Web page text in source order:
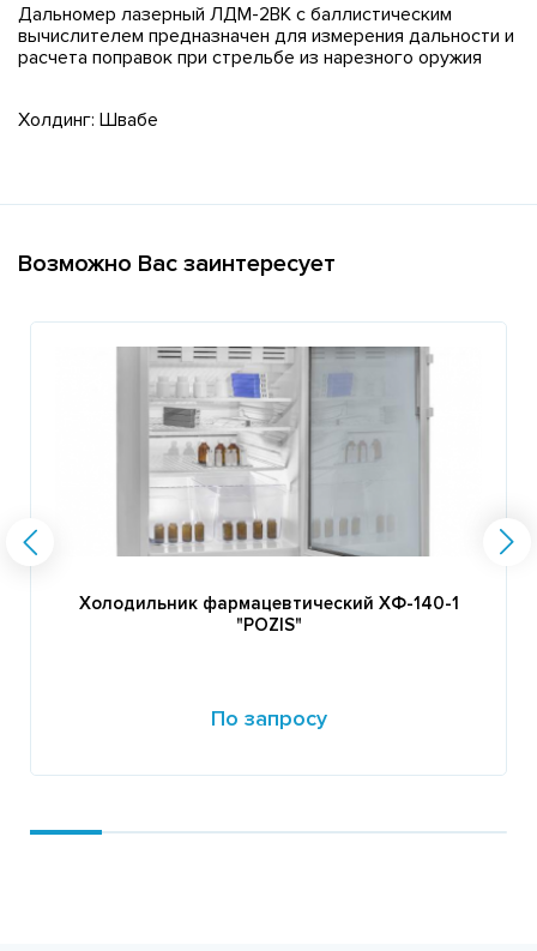
Дальномер лазерный ЛДМ-2ВК с баллистическим
вычислителем предназначен для измерения дальности и
расчета поправок при стрельбе из нарезного оружия
Холдинг: Швабе
Возможно Вас заинтересует
Холодильник фармацевтический ХФ-140-1
"POZIS"
По запросу